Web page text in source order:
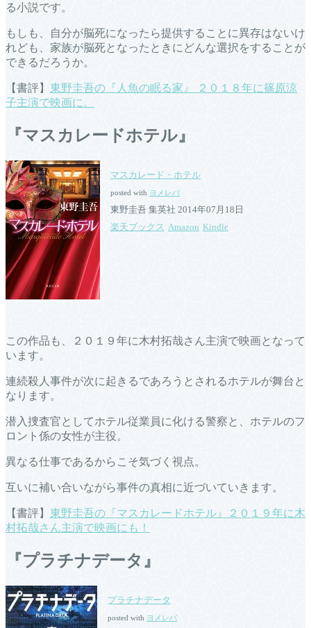
る小説です。
もしも、自分が脳死になったら提供することに異存はないけ
れども、家族が脳死となったときにどんな選択をすることが
できるだろうか。
【書評】 東野圭吾の『人魚の眠る家』 ２０１８年に篠原涼
子主演で映画に。
『マスカレードホテル』
マスカレード・ホテル
posted with ヨメレバ
東野圭吾 集英社 2014年07月18日
楽天ブックス Amazon Kindle
この作品も、２０１９年に木村拓哉さん主演で映画となって
います。
連続殺人事件が次に起きるであろうとされるホテルが舞台と
なります。
潜入捜査官としてホテル従業員に化ける警察と、ホテルのフ
ロント係の女性が主役。
異なる仕事であるからこそ気づく視点。
互いに補い合いながら事件の真相に近づいていきます。
【書評】 東野圭吾の『マスカレードホテル』２０１９年に木
村拓哉さん主演で映画にも！
『プラチナデータ』
プラチナデータ
posted with ヨメレバ